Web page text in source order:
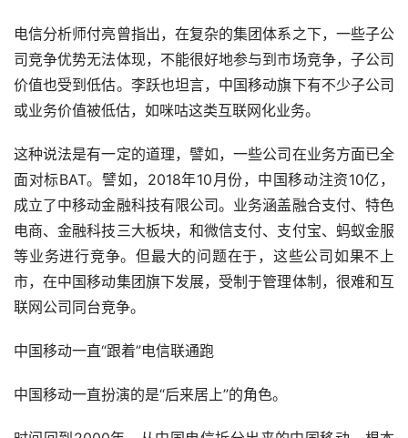
电信分析师付亮曾指出，在复杂的集团体系之下，一些子公
司竞争优势无法体现，不能很好地参与到市场竞争，子公司
价值也受到低估。李跃也坦言，中国移动旗下有不少子公司
或业务价值被低估，如咪咕这类互联网化业务。
这种说法是有一定的道理，譬如，一些公司在业务方面已全
面对标BAT。譬如，2018年10月份，中国移动注资10亿，
成立了中移动金融科技有限公司。业务涵盖融合支付、特色
电商、金融科技三大板块，和微信支付、支付宝、蚂蚁金服
等业务进行竞争。但最大的问题在于，这些公司如果不上
市，在中国移动集团旗下发展，受制于管理体制，很难和互
联网公司同台竞争。
中国移动一直“跟着”电信联通跑
中国移动一直扮演的是“后来居上”的角色。